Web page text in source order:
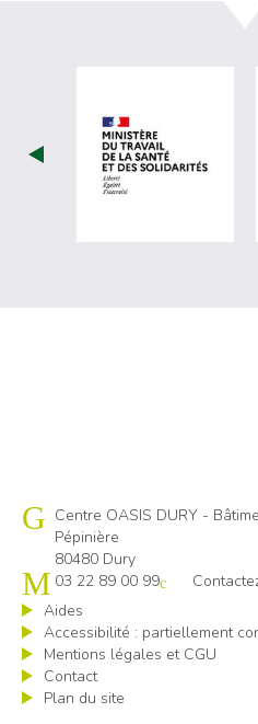
Cap emploi 80
Centre OASIS DURY -
Pépinière
80480 Dury
03 22 89 00 99
Aides
Accessibilité : partiellement
Mentions légales et CGU
Contact
Plan du site